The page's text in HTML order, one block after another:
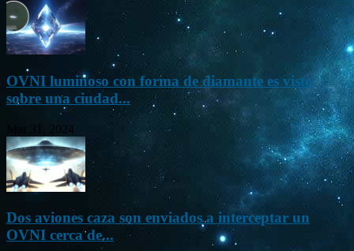
OVNI luminoso con forma de diamante es visto
sobre una ciudad...
Mar 31, 2024
Dos aviones caza son enviados a interceptar un
OVNI cerca de...